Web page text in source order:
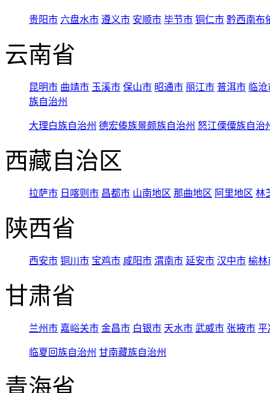
贵阳市 六盘水市 遵义市 安顺市 毕节市 铜仁市 黔西南布
云南省
昆明市 曲靖市 玉溪市 保山市 昭通市 丽江市 普洱市 临
族自治州
大理白族自治州 德宏傣族景颇族自治州 怒江傈僳族自治
西藏自治区
拉萨市 日喀则市 昌都市 山南地区 那曲地区 阿里地区 林
陕西省
西安市 铜川市 宝鸡市 咸阳市 渭南市 延安市 汉中市 榆林
甘肃省
兰州市 嘉峪关市 金昌市 白银市 天水市 武威市 张掖市 平
临夏回族自治州 甘南藏族自治州
青海省